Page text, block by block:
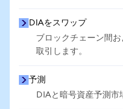
DIAをスワップ
ブロックチェーン間
取引します。
予測
DIAと暗号資産予測市